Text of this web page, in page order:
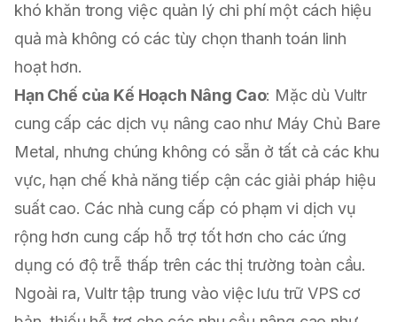
khó khăn trong việc quản lý chi phí một cách hiệu
quả mà không có các tùy chọn thanh toán linh
hoạt hơn.
Hạn Chế của Kế Hoạch Nâng Cao: Mặc dù Vultr
cung cấp các dịch vụ nâng cao như Máy Chủ Bare
Metal, nhưng chúng không có sẵn ở tất cả các khu
vực, hạn chế khả năng tiếp cận các giải pháp hiệu
suất cao. Các nhà cung cấp có phạm vi dịch vụ
rộng hơn cung cấp hỗ trợ tốt hơn cho các ứng
dụng có độ trễ thấp trên các thị trường toàn cầu.
Ngoài ra, Vultr tập trung vào việc lưu trữ VPS cơ